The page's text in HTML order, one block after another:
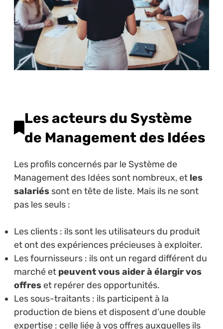
Les acteurs du Système
de Management des Idées
Les profils concernés par le Système de
Management des Idées sont nombreux, et les
salariéssont en tête de liste. Mais ils ne sont
pas les seuls :
Les clients : ils sont les utilisateurs du produit
et ont des expériences précieuses à exploiter.
Les fournisseurs : ils ont un regard différent du
marché et peuvent vous aider à élargir vos
offreset repérer des opportunités.
Les sous-traitants : ils participent à la
production de biens et disposent d’une double
expertise : celle liée à vos offres auxquelles ils